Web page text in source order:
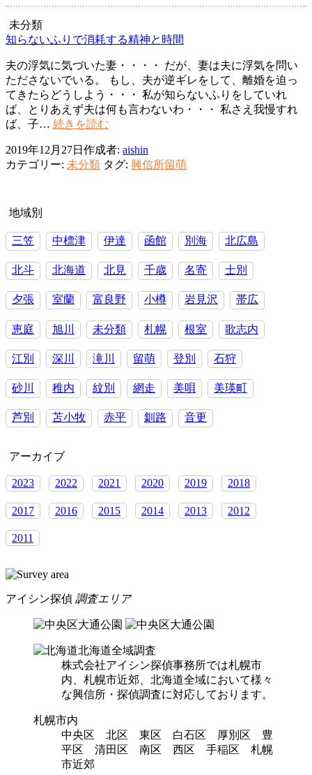
第
浮
問
～
愛
と
憎
は
表
未分類
知らないふりで消耗する精神と時間
夫の浮気に気づいた妻・・・・ だが、妻は夫に浮気を問い
たださないでいる。 もし、夫が逆ギレをして、離婚を迫っ
てきたらどうしよう・・・ 私が知らないふりをしていれ
ば、とりあえず夫は何も言わないわ・・・ 私さえ我慢すれ
ば、子… 続きを読む
な
い
耗
る
神
時
2019年12月27日 作成者: aishin
カテゴリー: 未分類 タグ: 興信所留萌
地域別
三笠 中標津 伊達 函館 別海 北広島
北斗 北海道 北見 千歳 名寄 士別
夕張 室蘭 富良野 小樽 岩見沢 帯広
恵庭 旭川 未分類 札幌 根室 歌志内
江別 深川 滝川 留萌 登別 石狩
砂川 稚内 紋別 網走 美唄 美瑛町
芦別 苫小牧 赤平 釧路 音更
アーカイブ
2023 2022 2021 2020 2019 2018
2017 2016 2015 2014 2013 2012
2011
アイシン探偵 調査エリア
北海道全域調査
株式会社アイシン探偵事務所では札幌市
内、札幌市近郊、北海道全域において様々
な興信所・探偵調査に対応しております。
札幌市内
中央区 北区 東区 白石区 厚別区 豊
平区 清田区 南区 西区 手稲区 札幌
市近郊